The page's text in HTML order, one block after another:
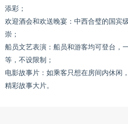
添彩；
欢迎酒会和欢送晚宴：中西合璧的国宾
崇；
船员文艺表演：船员和游客均可登台，
等，不设限制；
电影故事片：如乘客只想在房间内休闲
精彩故事大片。